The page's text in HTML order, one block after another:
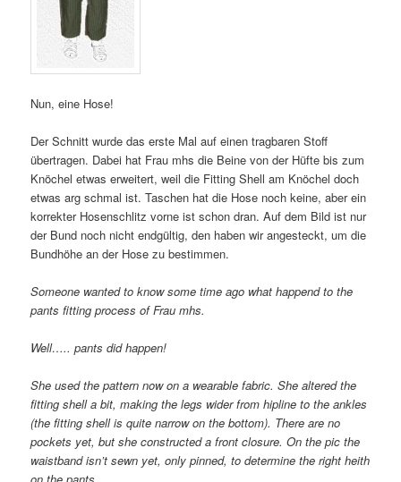
Nun, eine Hose!
Der Schnitt wurde das erste Mal auf einen tragbaren Stoff
übertragen. Dabei hat Frau mhs die Beine von der Hüfte bis zum
Knöchel etwas erweitert, weil die Fitting Shell am Knöchel doch
etwas arg schmal ist. Taschen hat die Hose noch keine, aber ein
korrekter Hosenschlitz vorne ist schon dran. Auf dem Bild ist nur
der Bund noch nicht endgültig, den haben wir angesteckt, um die
Bundhöhe an der Hose zu bestimmen.
Someone wanted to know some time ago what happend to the
pants fitting process of Frau mhs.
Well….. pants did happen!
She used the pattern now on a wearable fabric. She altered the
fitting shell a bit, making the legs wider from hipline to the ankles
(the fitting shell is quite narrow on the bottom). There are no
pockets yet, but she constructed a front closure. On the pic the
waistband isn’t sewn yet, only pinned, to determine the right heith